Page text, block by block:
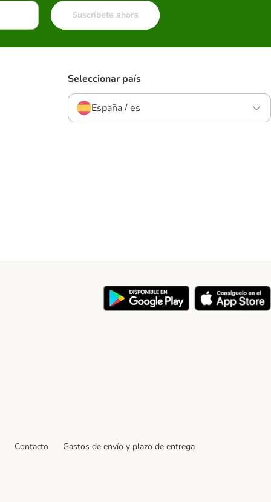
Suscríbete ahora
Seleccionar país
España / es
Contacto
Gastos de envío y plazo de entrega